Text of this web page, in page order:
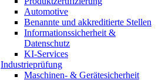
Automotive
Benannte und akkreditierte Stellen
Informationssicherheit &
Datenschutz
KI-Services
Industrieprüfung
Maschinen- & Gerätesicherheit